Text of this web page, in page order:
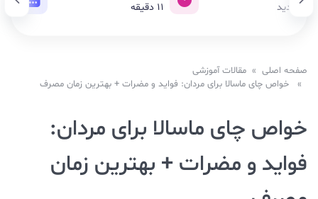
11 دقیقه
صفحه اصلی » مقالات آموزشی
» خواص چای ماسالا برای مردان: فواید و مضرات + بهترین زمان مصرف
خواص چای ماسالا برای مردان:
فواید و مضرات + بهترین زمان